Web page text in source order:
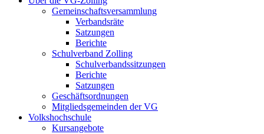
Gemeinschaftsversammlung
Verbandsräte
Satzungen
Berichte
Schulverband Zolling
Schulverbandssitzungen
Berichte
Satzungen
Geschäftsordnungen
Mitgliedsgemeinden der VG
Volkshochschule
Kursangebote